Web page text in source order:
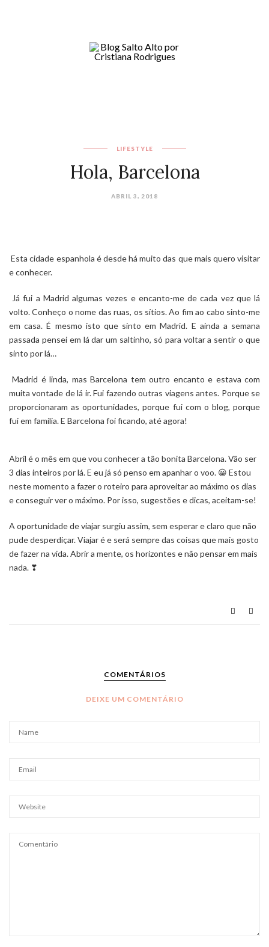
LIFESTYLE
Hola, Barcelona
ABRIL 3, 2018
Esta cidade espanhola é desde há muito das que mais quero visitar
e conhecer.
Já fui a Madrid algumas vezes e encanto-me de cada vez que lá
volto. Conheço o nome das ruas, os sítios. Ao fim ao cabo sinto-me
em casa. É mesmo isto que sinto em Madrid. E ainda a semana
passada pensei em lá dar um saltinho, só para voltar a sentir o que
sinto por lá…
Madrid é linda, mas Barcelona tem outro encanto e estava com
muita vontade de lá ir. Fui fazendo outras viagens antes. Porque se
proporcionaram as oportunidades, porque fui com o blog, porque
fui em família. E Barcelona foi ficando, até agora!
Abril é o mês em que vou conhecer a tão bonita Barcelona. Vão ser
3 dias inteiros por lá. E eu já só penso em apanhar o voo. 😀 Estou
neste momento a fazer o roteiro para aproveitar ao máximo os dias
e conseguir ver o máximo. Por isso, sugestões e dicas, aceitam-se!
A oportunidade de viajar surgiu assim, sem esperar e claro que não
pude desperdiçar. Viajar é e será sempre das coisas que mais gosto
de fazer na vida. Abrir a mente, os horizontes e não pensar em mais
nada. ❣
COMENTÁRIOS
DEIXE UM COMENTÁRIO